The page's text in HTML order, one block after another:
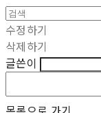
수정하기
삭제하기
글쓴이